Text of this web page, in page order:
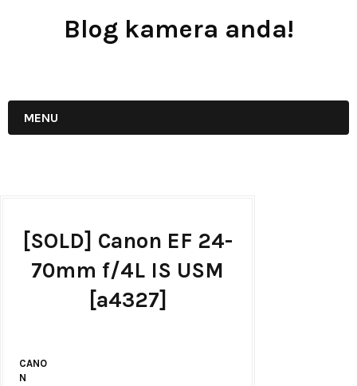
Blog kamera anda!
MENU
[SOLD] Canon EF 24-
70mm f/4L IS USM
[a4327]
CANO
N